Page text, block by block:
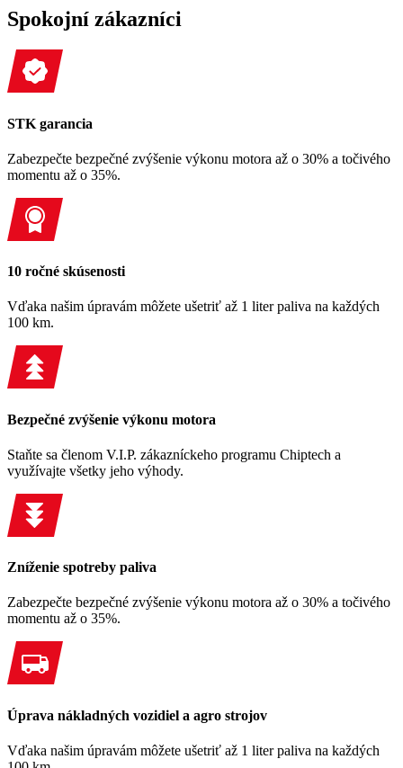
Spokojní zákazníci
STK garancia
Zabezpečte bezpečné zvýšenie výkonu motora až o 30% a točivého
momentu až o 35%.
10 ročné skúsenosti
Vďaka našim úpravám môžete ušetriť až 1 liter paliva na každých
100 km.
Bezpečné zvýšenie výkonu motora
Staňte sa členom V.I.P. zákazníckeho programu Chiptech a
využívajte všetky jeho výhody.
Zníženie spotreby paliva
Zabezpečte bezpečné zvýšenie výkonu motora až o 30% a točivého
momentu až o 35%.
Úprava nákladných vozidiel a agro strojov
Vďaka našim úpravám môžete ušetriť až 1 liter paliva na každých